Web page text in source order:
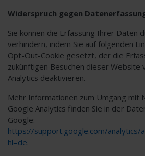
Widerspruch gegen
Sie können die Erfassung Ihrer Daten
verhindern, indem Sie auf folgenden
Opt-Out-Cookie gesetzt, der die
zukünftigen Besuchen dieser Website
Analytics deaktivieren.
Mehr Informationen zum Umgang mit
Google Analytics finden Sie in der
Google:
https://support.google.com/analytics/
hl=de.